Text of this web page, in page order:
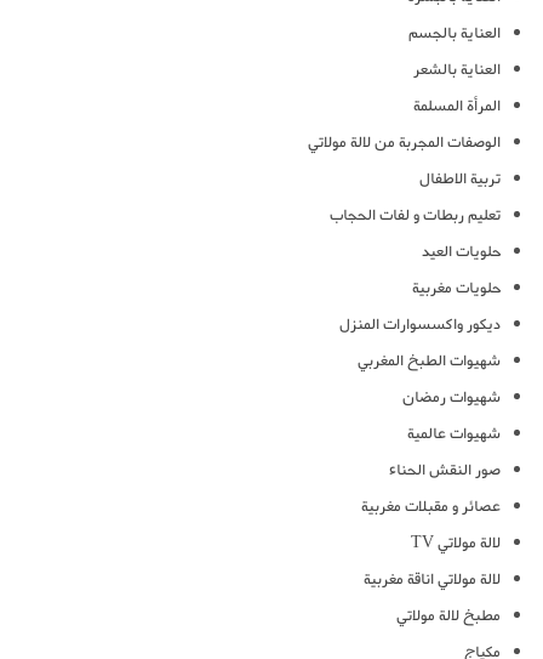
العناية بالجسم
العناية بالشعر
المرأة المسلمة
الوصفات المجربة من لالة مولاتي
تربية الاطفال
تعليم ربطات و لفات الحجاب
حلويات العيد
حلويات مغربية
ديكور واكسسوارات المنزل
شهيوات الطبخ المغربي
شهيوات رمضان
شهيوات عالمية
صور النقش الحناء
عصائر و مقبلات مغربية
لالة مولاتي TV
لالة مولاتي اناقة مغربية
مطبخ لالة مولاتي
مكياج